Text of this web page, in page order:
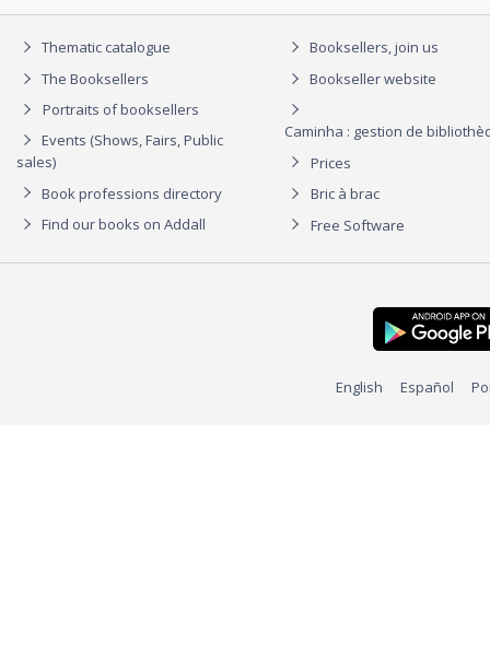
Thematic catalogue
The Booksellers
Portraits of booksellers
Events (Shows, Fairs, Public
sales)
Book professions directory
Find our books on Addall
Booksellers, join us
Bookseller website
Caminha : gestion de
Prices
Bric à brac
Free Software
English Español